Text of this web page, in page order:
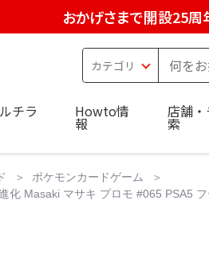
おかげさまで開設25周
チラ Howto情
報
店舗
索
ポケモンカードゲーム
化 Masaki マサキ プロモ #065 PSA5